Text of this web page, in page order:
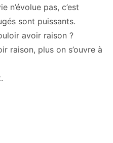
n’évolue pas, c’est
sont puissants.
avoir raison ?
raison, plus on s’ouvre à